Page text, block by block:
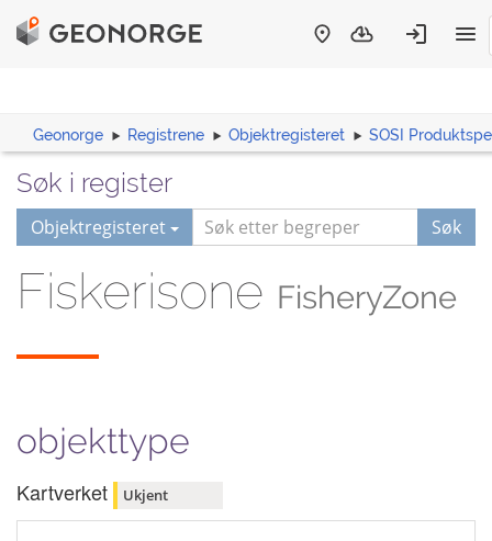
Geonorge Registrene Objektregisteret SOSI
Søk i register
Objektregisteret Søk
Fiskerisone FisheryZone
objekttype
Kartverket Ukjent